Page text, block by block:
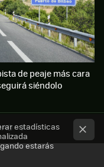
de peaje más cara
siéndolo
estadísticas
estarás